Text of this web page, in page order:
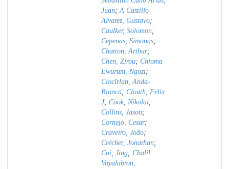
Juan;A Castillo
Alvarez, Gustavo;
Caulker, Solomon;
Cepenas, Simonas;
Chatton, Arthur;
Chen, Zirou; Chioma
Ewurum, Ngozi;
Ciocîrlan, Anda-
Bianca; Clouth, Felix
J; Cook, Nikolai;
Collins, Jason;
Cornejo, Cesar;
Craveiro, João;
Créchet, Jonathan;
Cui, Jing; Chalil
Vayalabron,